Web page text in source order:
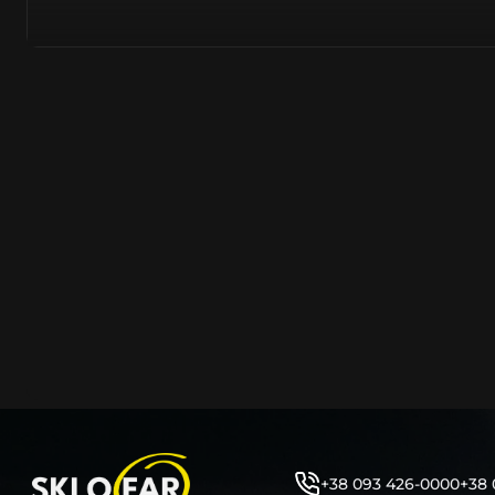
тому не слід дивуватися, що до 90% запчастин до
Цілком зрозуміло, що далеко не завжди потрібна повна
як це часто пропонують автосервіси та автодилери.
+38 093 426-0000+38